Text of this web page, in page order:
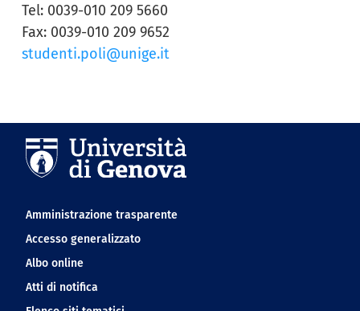
Tel: 0039-010 209 5660
Fax: 0039-010 209 9652
studenti.poli@unige.it
Navigation footer
Amministrazione trasparente
Accesso generalizzato
Albo online
Atti di notifica